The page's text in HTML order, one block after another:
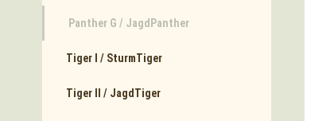
Panther G / JagdPanther
Tiger I / SturmTiger
Tiger II / JagdTiger